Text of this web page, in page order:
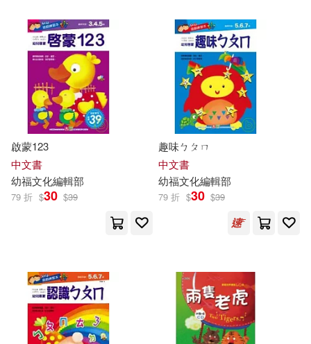
啟蒙123
中文書
幼福文化編輯部
79 折 $30 $39
趣味ㄅㄆㄇ
中文書
幼福文化編輯部
79 折 $30 $39